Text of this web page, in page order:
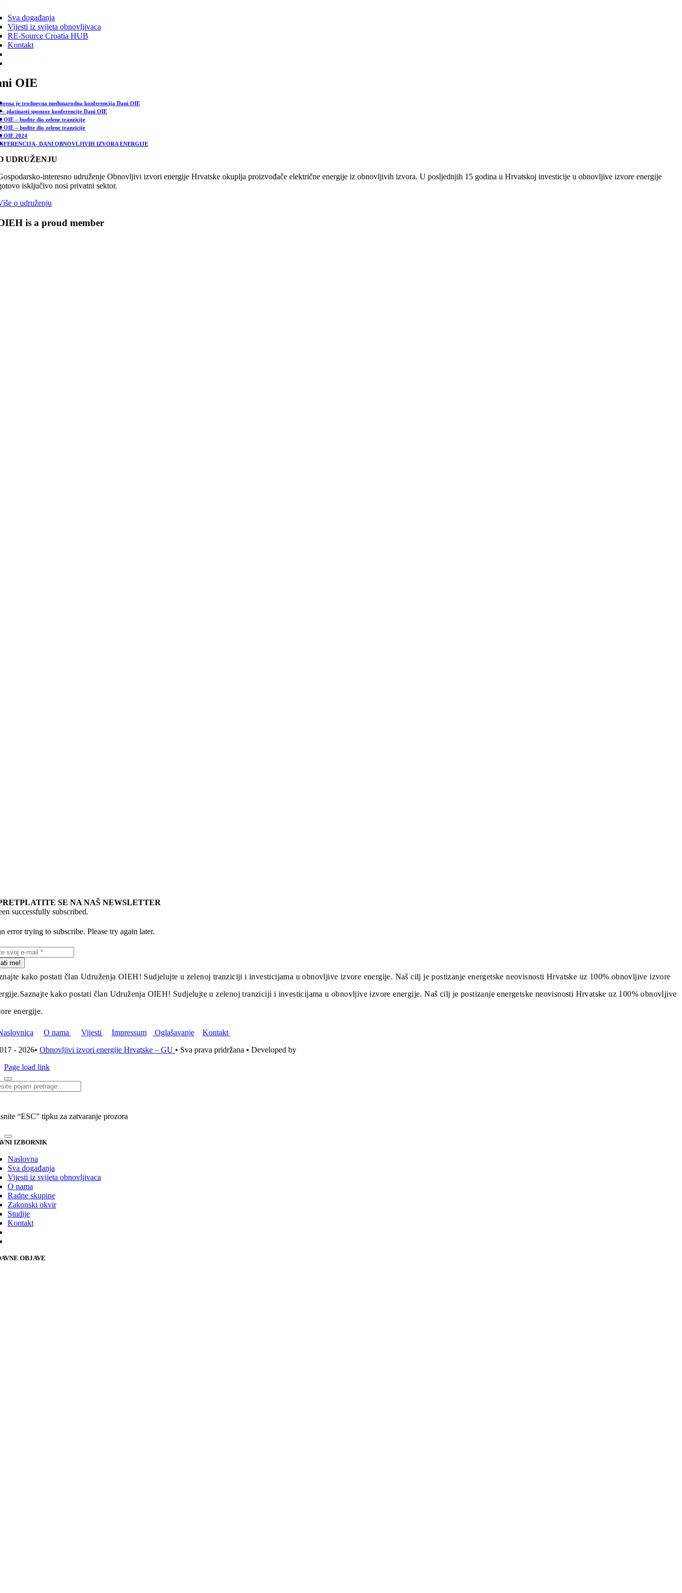
Sva događanja
Vijesti iz svijeta obnovljivaca
RE-Source Croatia HUB
Kontakt
OIE
je trodnevna međunarodna konferencija Dani OIE
– platinasti sponzor konferencije Dani OIE
OIE – budite dio zelene tranzicije
OIE – budite dio zelene tranzicije
OIE 2024
DANI OBNOVLJIVIH IZVORA ENERGIJE
UDRUŽENJU
interesno udruženje Obnovljivi izvori energije Hrvatske okuplja proizvođače električne energije iz obnovljivih izvora. U posljednjih 15 godina u Hrvatskoj investicije u obnovljive izvore energije
isključivo nosi privatni sektor.
o udruženju
is a proud member
SE NA NAŠ NEWSLETTER
successfully subscribed.
error trying to subscribe. Please try again later.
me!
kako postati član Udruženja OIEH! Sudjelujte u zelenoj tranziciji i investicijama u obnovljive izvore energije. Naš cilj je postizanje energetske neovisnosti Hrvatske uz 100% obnovljive izvore
Saznajte kako postati član Udruženja OIEH! Sudjelujte u zelenoj tranziciji i investicijama u obnovljive izvore energije. Naš cilj je postizanje energetske neovisnosti Hrvatske uz 100% obnovljive
energije.
O nama Vijesti Impressum Oglašavanje
Kontakt
- 2026• Obnovljivi izvori energije Hrvatske – GU • Sva prava pridržana • Developed by
Page load link
“ESC” tipku za zatvaranje prozora
IZBORNIK
Naslovna
Sva događanja
Vijesti iz svijeta obnovljivaca
O nama
Radne skupine
Zakonski okvir
Studije
Kontakt
OBJAVE